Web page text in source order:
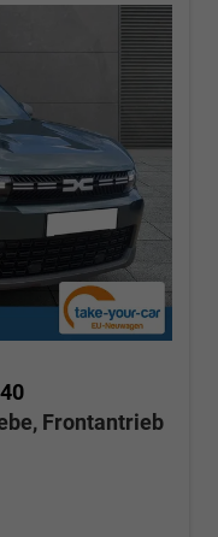
Frontantrieb